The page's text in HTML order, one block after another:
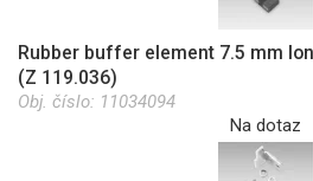
Rubber buffer element 7.5 mm
(Z 119.036)
Obj. číslo: 11034094
Na dotaz